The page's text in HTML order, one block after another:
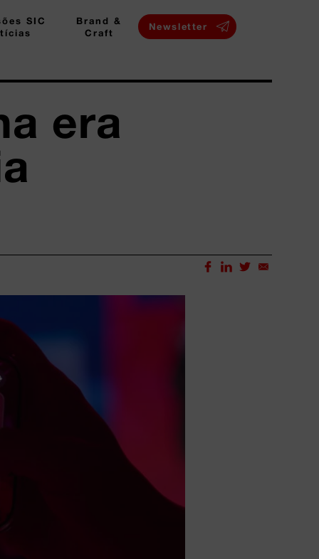
SIC
Brand &
Craft
Newsletter
era